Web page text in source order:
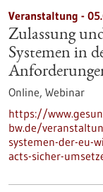
Veranstaltung -
Zulassung
Systemen in
Online, Webinar
https://
bw.de/
systemen-der-eu-
acts-sicher-